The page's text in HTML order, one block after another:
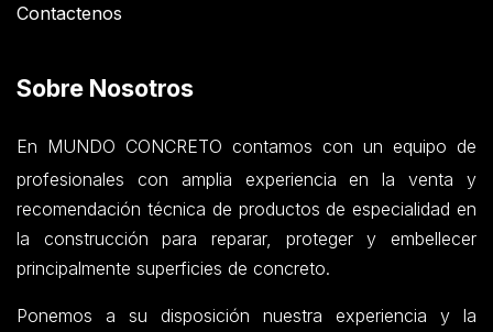
Contactenos
Sobre Nosotros
En MUNDO CONCRETO contamos con un equipo de
profesionales con amplia experiencia en la venta y
recomendación técnica de productos de especialidad en
la construcción para reparar, proteger y embellecer
principalmente superficies de concreto.
Ponemos a su disposición nuestra experiencia y la